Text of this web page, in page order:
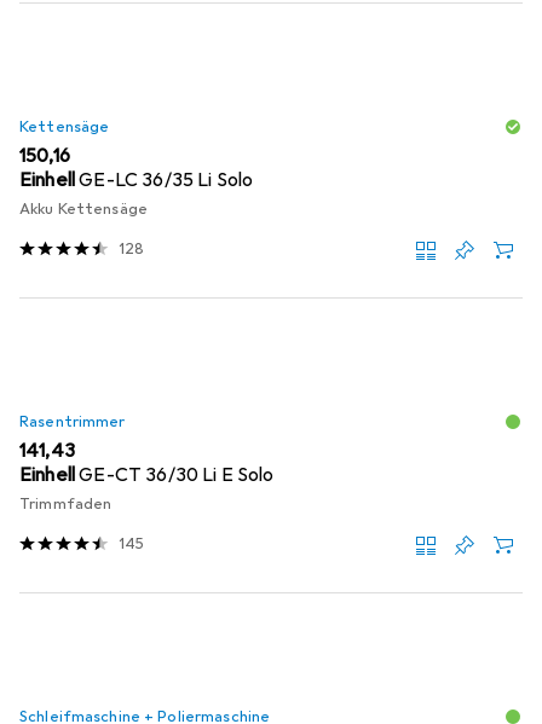
Kettensäge
EUR
150,16
EinhellGE-LC 36/35 Li Solo
Akku Kettensäge
128
Rasentrimmer
EUR
141,43
EinhellGE-CT 36/30 Li E Solo
Trimmfaden
145
Schleifmaschine + Poliermaschine